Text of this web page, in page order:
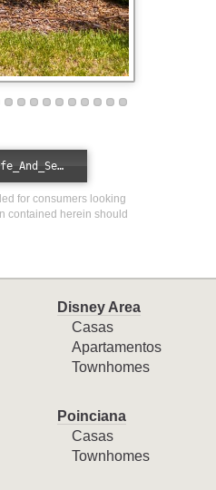
Error loading: "//www.casasenorlando.com/mp3/Safe_And_Secure_full_mix_mp3.mp3"
for consumers looking
contained herein should
Disney Area
Casas
Apartamentos
Townhomes
Poinciana
Casas
Townhomes